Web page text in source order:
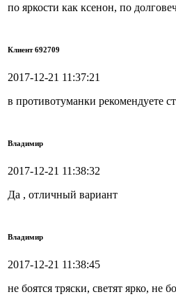
по яркости как ксенон, по
Клиент 692709
2017-12-21 11:37:21
в противотуманки рекомендуете
Владимир
2017-12-21 11:38:32
Да , отличный вариант
Владимир
2017-12-21 11:38:45
не боятся тряски, светят ярко, не